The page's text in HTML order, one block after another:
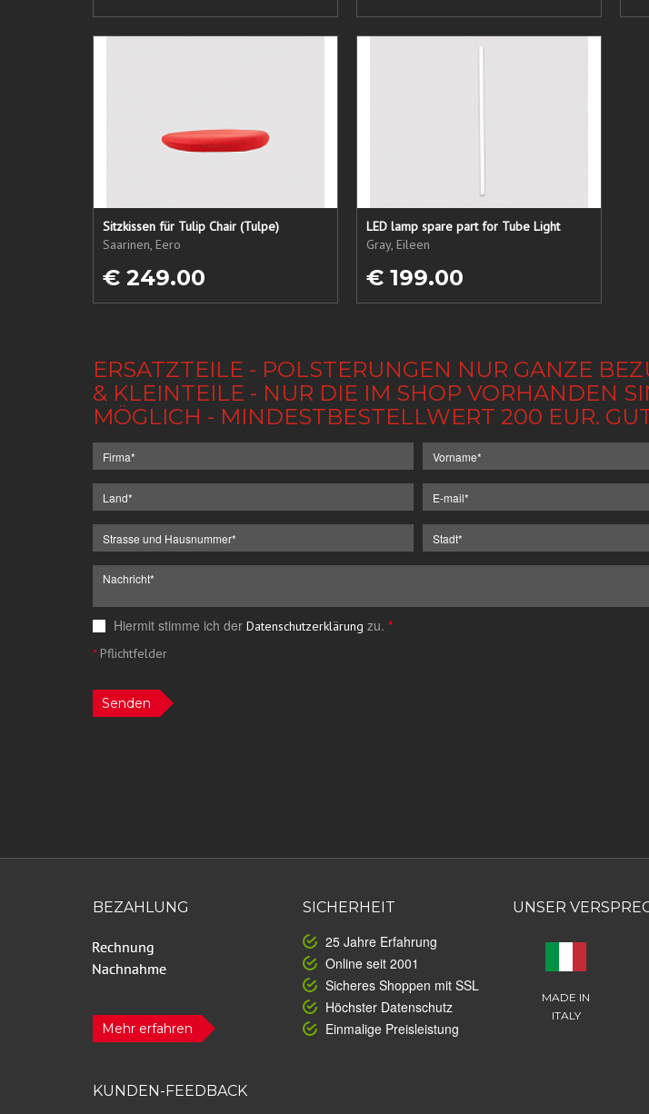
Sitzkissen für Tulip Chair (Tulpe)
Saarinen, Eero
€ 249.00
LED lamp spare part for Tube Light
Gray, Eileen
€ 199.00
ERSATZTEILE - POLSTERUNGEN NUR GANZE
& KLEINTEILE - NUR DIE IM SHOP VORHANDEN
MÖGLICH - MINDESTBESTELLWERT 200 EUR.
Hiermit stimme ich der Datenschutzerklärung zu. *
*Pflichtfelder
Senden
BEZAHLUNG
Mehr erfahren
SICHERHEIT
25 Jahre Erfahrung
Online seit 2001
Sicheres Shoppen mit SSL
Höchster Datenschutz
Einmalige Preisleistung
UNSER
MADE IN
ITALY
KUNDEN-FEEDBACK